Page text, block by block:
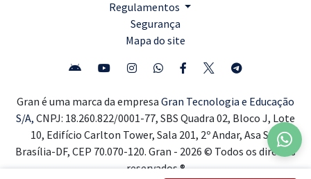
Regulamentos
Segurança
Mapa do site
Gran é uma marca da empresa Gran Tecnologia e Educação
S/A, CNPJ: 18.260.822/0001-77, SBS Quadra 02, Bloco J, Lote
10, Edifício Carlton Tower, Sala 201, 2º Andar, Asa Sul,
Brasília-DF, CEP 70.070-120. Gran - 2026 © Todos os direitos
reservados ®